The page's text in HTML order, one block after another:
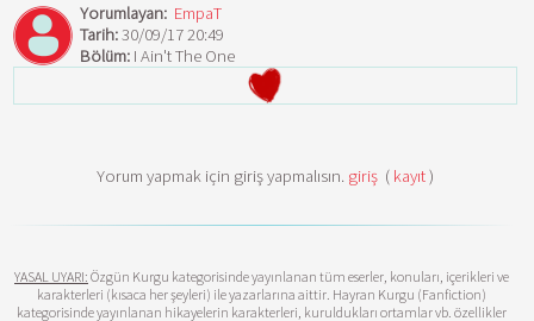
Yorumlayan: EmpaT
Tarih:30/09/17 20:49
Bölüm: I Ain't The One
Yorum yapmak için giriş yapmalısın. giriş ( kayıt)
YASAL UYARI: Özgün Kurgu kategorisinde yayınlanan tüm eserler, konuları, içerikleri ve
karakterleri (kısaca her şeyleri) ile yazarlarına aittir. Hayran Kurgu (Fanfiction)
kategorisinde yayınlanan hikayelerin karakterleri, kuruldukları ortamlar vb. özellikler